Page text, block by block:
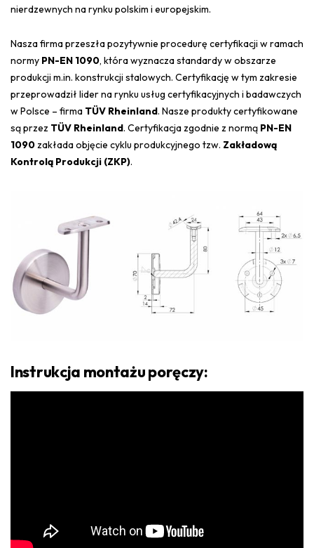
nierdzewnych na rynku polskim i europejskim.
Nasza firma przeszła pozytywnie procedurę certyfikacji w ramach
normy PN-EN 1090, która wyznacza standardy w obszarze
produkcji m.in. konstrukcji stalowych. Certyfikację w tym zakresie
przeprowadził lider na rynku usług certyfikacyjnych i badawczych
w Polsce – firma TÜV Rheinland. Nasze produkty certyfikowane
są przez TÜV Rheinland. Certyfikacja zgodnie z normą PN-EN
1090zakłada objęcie cyklu produkcyjnego tzw. Zakładową
Kontrolą Produkcji (ZKP).
Instrukcja montażu poręczy: